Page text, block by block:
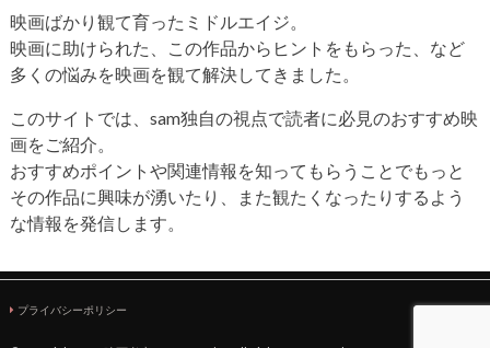
映画ばかり観て育ったミドルエイジ。
映画に助けられた、この作品からヒントをもらった、など
多くの悩みを映画を観て解決してきました。
このサイトでは、sam独自の視点で読者に必見のおすすめ映
画をご紹介。
おすすめポイントや関連情報を知ってもらうことでもっと
その作品に興味が湧いたり、また観たくなったりするよう
な情報を発信します。
プライバシーポリシー